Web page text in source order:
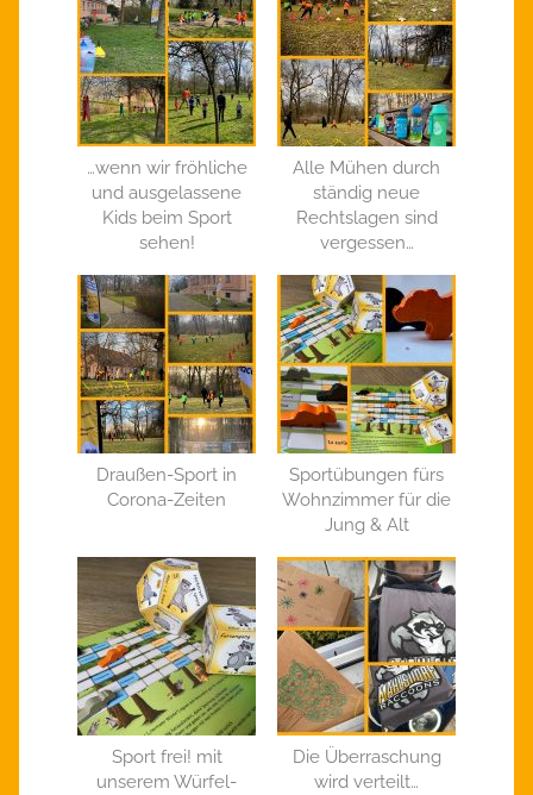
…wenn wir fröhliche
und ausgelassene
Kids beim Sport
sehen!
Alle Mühen durch
ständig neue
Rechtslagen sind
vergessen…
Draußen-Sport in
Corona-Zeiten
Sportübungen fürs
Wohnzimmer für die
Jung & Alt
Sport frei! mit
unserem Würfel-
Die Überraschung
wird verteilt…